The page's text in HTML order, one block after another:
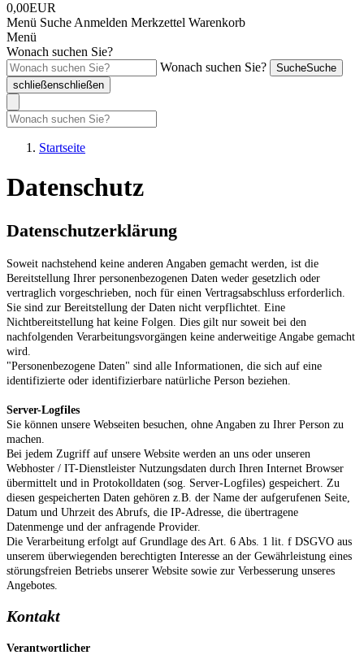
0,00EUR
Menü Suche Anmelden Merkzettel Warenkorb
Menü
Wonach suchen Sie?
Wonach suchen Sie?
SucheSuche
schließenschließen
Startseite
Datenschutz
Datenschutzerklärung
Soweit nachstehend keine anderen Angaben gemacht werden, ist die
Bereitstellung Ihrer personenbezogenen Daten weder gesetzlich oder
vertraglich vorgeschrieben, noch für einen Vertragsabschluss erforderlich.
Sie sind zur Bereitstellung der Daten nicht verpflichtet. Eine
Nichtbereitstellung hat keine Folgen. Dies gilt nur soweit bei den
nachfolgenden Verarbeitungsvorgängen keine anderweitige Angabe gemacht
wird.
"Personenbezogene Daten" sind alle Informationen, die sich auf eine
identifizierte oder identifizierbare natürliche Person beziehen.
Server-Logfiles
Sie können unsere Webseiten besuchen, ohne Angaben zu Ihrer Person zu
machen.
Bei jedem Zugriff auf unsere Website werden an uns oder unseren
Webhoster / IT-Dienstleister Nutzungsdaten durch Ihren Internet Browser
übermittelt und in Protokolldaten (sog. Server-Logfiles) gespeichert. Zu
diesen gespeicherten Daten gehören z.B. der Name der aufgerufenen Seite,
Datum und Uhrzeit des Abrufs, die IP-Adresse, die übertragene
Datenmenge und der anfragende Provider.
Die Verarbeitung erfolgt auf Grundlage des Art. 6 Abs. 1 lit. f DSGVO aus
unserem überwiegenden berechtigten Interesse an der Gewährleistung eines
störungsfreien Betriebs unserer Website sowie zur Verbesserung unseres
Angebotes.
Kontakt
Verantwortlicher